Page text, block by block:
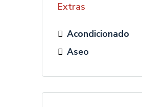
Extras
Acondicionado
Aseo